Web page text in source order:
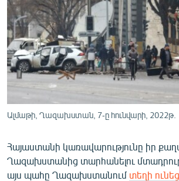
ՄԻՋԱԶԳԱՅԻՆ
ՄՇԱԿՈՒՅԹ
ՍՊՈՐՏ
ՄԵԿՆԱԲԱՆՈՒԹՅՈՒՆ
ՏՏ ԵՒ ԻՆՏԵՐՆԵՏ
ՏԵՍԱՆՅՈՒԹԵՐ
ԲԱՆԱՎԵՃ
Ալմաթի, Ղազախստան, 7-ը հունվարի, 2022թ.
Հայաստանի կառավարությունը իր
Ղազախստանից տարհանելու
այս պահը Ղազախստանում տեղի